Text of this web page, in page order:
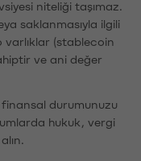
niteliği taşımaz.
saklanmasıyla ilgili
(stablecoin
ve ani değer
durumunuzu
hukuk, vergi